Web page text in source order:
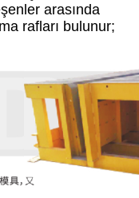
arasında
rafları bulunur;